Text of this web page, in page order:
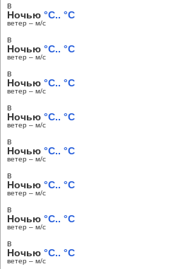
в
Ночью °C.. °C
ветер – м/c
в
Ночью °C.. °C
ветер – м/c
в
Ночью °C.. °C
ветер – м/c
в
Ночью °C.. °C
ветер – м/c
в
Ночью °C.. °C
ветер – м/c
в
Ночью °C.. °C
ветер – м/c
в
Ночью °C.. °C
ветер – м/c
в
Ночью °C.. °C
ветер – м/c